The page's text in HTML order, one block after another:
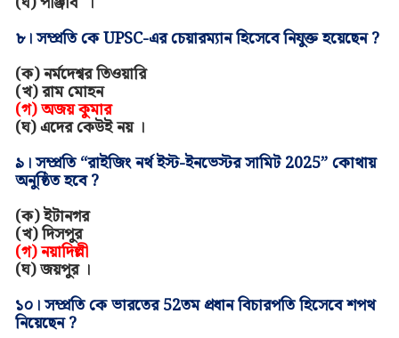
৮। সম্প্রতি কেUPSC-এর চেয়ারম্যান হিসেবে নিযুক্ত হয়েছেন?
(ক)নর্মদেশ্বর তিওয়ারি
(খ)রাম মোহন
(গ)অজয় কুমার
(ঘ)এদের কেউই নয় ।
৯। সম্প্রতি“রাইজিং নর্থ ইস্ট-ইনভেস্টর সামিট 2025”কোথায়
অনুষ্ঠিত হবে?
(ক)ইটানগর
(খ)দিসপুর
(গ)নয়াদিল্লী
(ঘ)জয়পুর ।
১০। সম্প্রতি কে ভারতের 52তম প্রধান বিচারপতি হিসেবে শপথ
নিয়েছেন?